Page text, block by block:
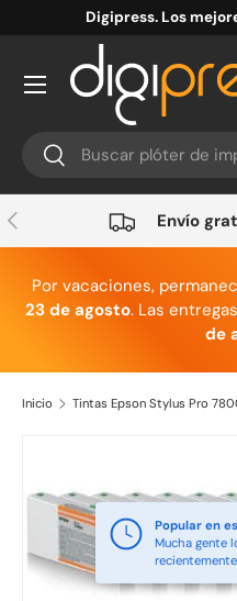
Ir al contenido
Digipress. Los
Buscar
Buscar
Anterior Envío
Por vacaciones,
23 de agosto. Las
de
Inicio Tintas Epson Stylus Pro
Popular en
Mucha gente
recientemente